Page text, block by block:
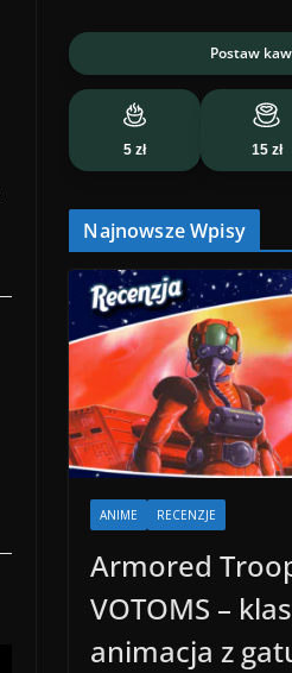
Postaw
5 zł 15 zł
Najnowsze Wpisy
ANIME RECENZJE
Armored
VOTOMS –
animacja z